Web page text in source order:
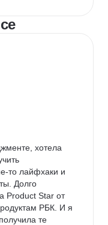
хотела
то лайфхаки и
Долго
Product Star от
РБК. И я
те